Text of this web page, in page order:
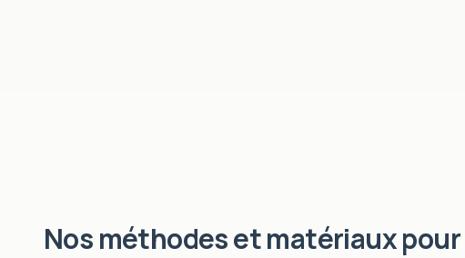
Nos méthodes et matériaux pour